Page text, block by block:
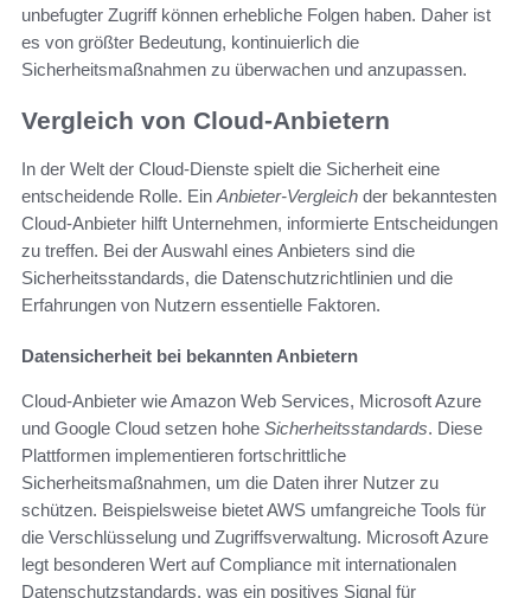
unbefugter Zugriff können erhebliche Folgen haben. Daher ist
es von größter Bedeutung, kontinuierlich die
Sicherheitsmaßnahmen zu überwachen und anzupassen.
Vergleich von Cloud-Anbietern
In der Welt der Cloud-Dienste spielt die Sicherheit eine
entscheidende Rolle. Ein Anbieter-Vergleich der bekanntesten
Cloud-Anbieter hilft Unternehmen, informierte Entscheidungen
zu treffen. Bei der Auswahl eines Anbieters sind die
Sicherheitsstandards, die Datenschutzrichtlinien und die
Erfahrungen von Nutzern essentielle Faktoren.
Datensicherheit bei bekannten Anbietern
Cloud-Anbieter wie Amazon Web Services, Microsoft Azure
und Google Cloud setzen hohe Sicherheitsstandards. Diese
Plattformen implementieren fortschrittliche
Sicherheitsmaßnahmen, um die Daten ihrer Nutzer zu
schützen. Beispielsweise bietet AWS umfangreiche Tools für
die Verschlüsselung und Zugriffsverwaltung. Microsoft Azure
legt besonderen Wert auf Compliance mit internationalen
Datenschutzstandards, was ein positives Signal für